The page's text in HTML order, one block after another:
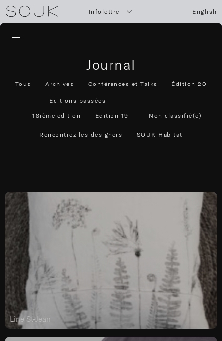
Infolettre English
Journal
Tous Archives Conférences et Talks Édition 20
Éditions passées
18ième edition
Édition 19 Non classifié(e)
Rencontrez les designers SOUK Habitat
Line St-Jean